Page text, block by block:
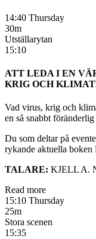
14:40 Thursday
30m
Utställarytan
15:10
ATT LEDA I EN
KRIG OCH
Vad virus, krig och
en så snabbt
Du som deltar på
rykande aktuella boken
TALARE: KJELL A.
Read more
15:10 Thursday
25m
Stora scenen
15:35